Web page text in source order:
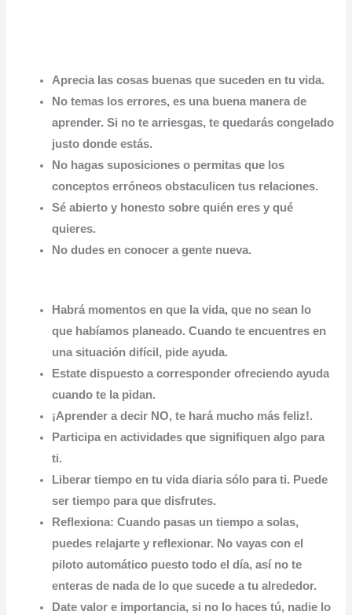
Aprecia las cosas buenas que suceden en tu vida.
No temas los errores, es una buena manera de
aprender. Si no te arriesgas, te quedarás congelado
justo donde estás.
No hagas suposiciones o permitas que los
conceptos erróneos obstaculicen tus relaciones.
Sé abierto y honesto sobre quién eres y qué
quieres.
No dudes en conocer a gente nueva.
Habrá momentos en que la vida, que no sean lo
que habíamos planeado. Cuando te encuentres en
una situación difícil, pide ayuda.
Estate dispuesto a corresponderofreciendo ayuda
cuando te la pidan.
¡Aprender a decir NO, te hará mucho más feliz!.
Participa en actividades que signifiquen algo para
ti.
Liberar tiempo en tu vida diaria sólo para ti. Puede
ser tiempo para que disfrutes.
Reflexiona: Cuando pasas un tiempo a solas,
puedes relajarte y reflexionar. No vayas con el
piloto automático puesto todo el día, así no te
enteras de nada de lo que sucede a tu alrededor.
Date valor e importancia, si no lo haces tú, nadie lo